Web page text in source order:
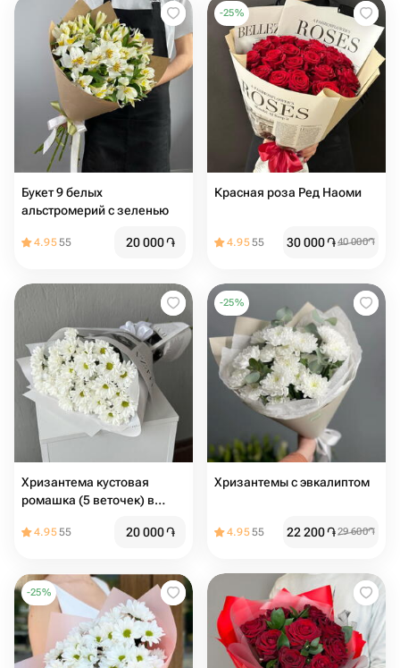
Букет 9 белых
альстромерий с зеленью
4.9555 20 000֏
-25%
Красная роза Ред Наоми
4.9555 30 000֏40 000֏
Хризантема кустовая
ромашка (5 веточек) в
4.9555 20 000֏
-25%
Хризантемы с эвкалиптом️
4.9555 22 200֏29 600֏
-25%